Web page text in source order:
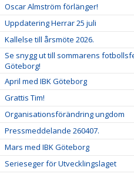
Oscar Almström förlänger!
Uppdatering Herrar 25 juli
Kallelse till årsmöte 2026.
Se snygg ut till sommarens
Göteborg!
April med IBK Göteborg
Grattis Tim!
Organisationsförändring ungdom
Pressmeddelande 260407.
Mars med IBK Göteborg
Serieseger för Utvecklingslaget